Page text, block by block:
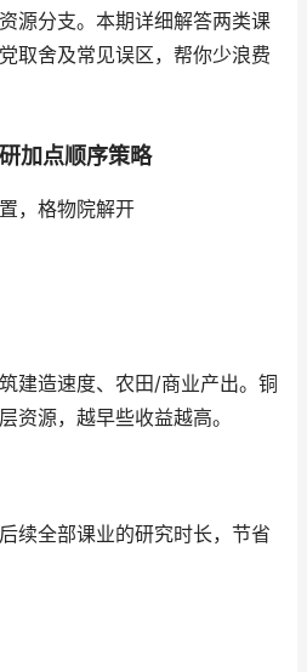
源分支。本期详细解答两类课
取舍及常见误区，帮你少浪费
加点顺序策略
，格物院解开
建造速度、农田/商业产出。铜
资源，越早些收益越高。
续全部课业的研究时长，节省